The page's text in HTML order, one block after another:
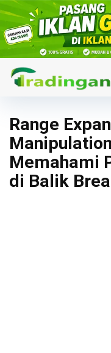
Range
Memahami
di Balik